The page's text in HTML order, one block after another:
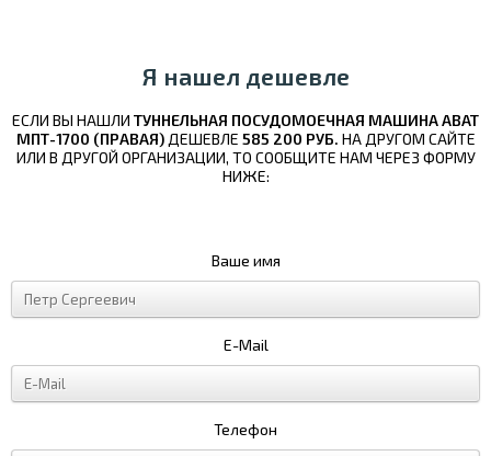
Я нашел дешевле
ЕСЛИ ВЫ НАШЛИ ТУННЕЛЬНАЯ ПОСУДОМОЕЧНАЯ МАШИНА ABAT
МПТ-1700 (ПРАВАЯ)ДЕШЕВЛЕ 585 200 РУБ. НА ДРУГОМ САЙТЕ
ИЛИ В ДРУГОЙ ОРГАНИЗАЦИИ, ТО СООБЩИТЕ НАМ ЧЕРЕЗ ФОРМУ
НИЖЕ:
Ваше имя
E-Mail
Телефон